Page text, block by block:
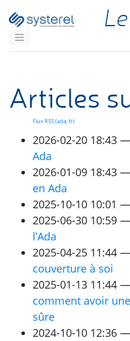
Aller au contenu principal
Articles
FluxRSS(ada, fr)
2026-02-20 18:43
Ada
2026-01-09 18:43
en Ada
2025-10-10 10:01
2025-06-30 10:59
l’Ada
2025-04-25 11:44
couverture à soi
2025-01-13 11:44
comment avoir
sûre
2024-10-10 12:36